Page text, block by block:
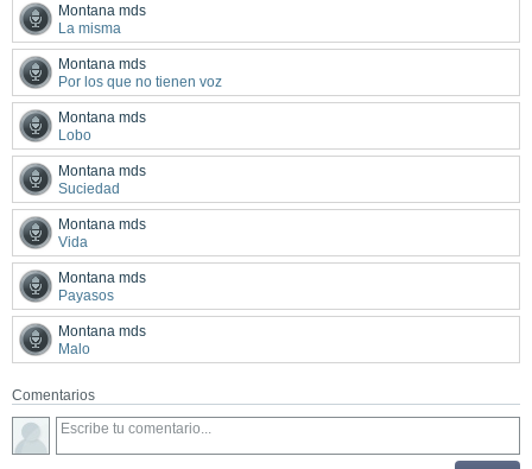
Montana mds
La misma
Montana mds
Por los que no tienen voz
Montana mds
Lobo
Montana mds
Suciedad
Montana mds
Vida
Montana mds
Payasos
Montana mds
Malo
Comentarios